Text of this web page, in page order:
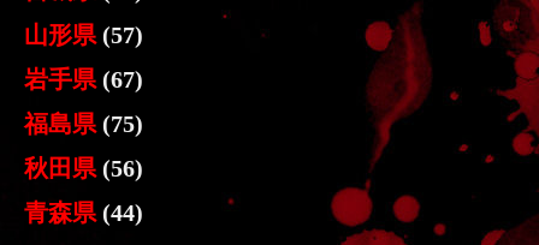
山形県 (57)
岩手県 (67)
福島県 (75)
秋田県 (56)
青森県 (44)